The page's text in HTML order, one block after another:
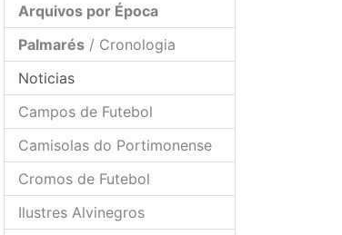
Arquivos por Época
Palmarés / Cronologia
Noticias
Campos de Futebol
Camisolas do Portimonense
Cromos de Futebol
Ilustres Alvinegros